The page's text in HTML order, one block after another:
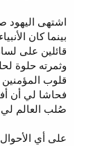
اشتهى اليهود
بينما كان
قائلين على
قلوب
فحاشا لي أن
صُلب العالم لي
على أي